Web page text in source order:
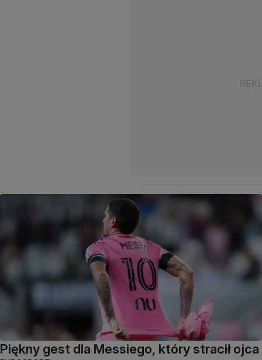
Piękny gest dla Messiego, który stracił ojca